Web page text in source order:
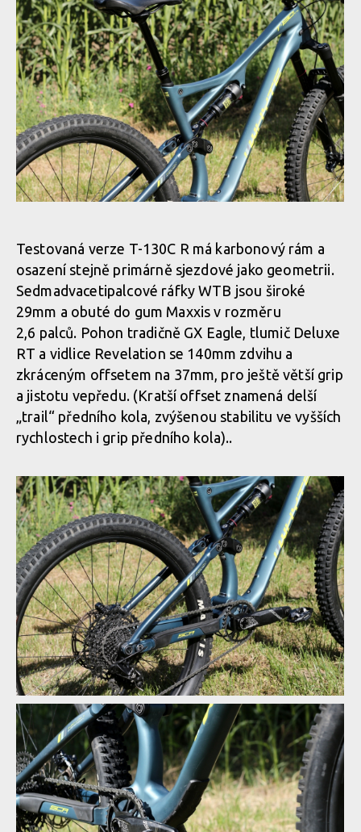
Test: Whyte T130 - trailbike, co si jede ve vlastní kategorii
Test: Whyte T130 - trailbike, co si jede ve vlastní kategorii
Test: Whyte T130 - trailbike, co si jede ve vlastní kategorii
Test: Whyte T130 - trailbike, co si jede ve vlastní kategorii
Test: Whyte T130 - trailbike, co si jede ve vlastní kategorii
Test: Whyte T130 - trailbike, co si jede ve vlastní kategorii
Test: Whyte T130 - trailbike, co si jede ve vlastní kategorii
Testovaná verze T-130C R má karbonový rám a
osazení stejně primárně sjezdové jako geometrii.
Sedmadvacetipalcové ráfky WTB jsou široké
29mm a obuté do gum Maxxis v rozměru
2,6 palců. Pohon tradičně GX Eagle, tlumič Deluxe
RT a vidlice Revelation se 140mm zdvihu a
zkráceným offsetem na 37mm, pro ještě větší grip
a jistotu vepředu. (Kratší offset znamená delší
„trail“ předního kola, zvýšenou stabilitu ve vyšších
rychlostech i grip předního kola)..
Test: Whyte T130 - trailbike, co si jede ve vlastní kategorii
Test: Whyte T130 - trailbike, co si jede ve vlastní kategorii
Test: Whyte T130 - trailbike, co si jede ve vlastní kategorii